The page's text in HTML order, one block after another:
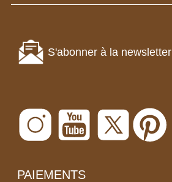
S'abonner à la newsletter
PAIEMENTS